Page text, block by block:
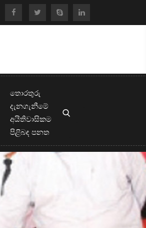
තොරතුරු
දැනගැනීමේ
අයිතිවාසිකම
පිළිබඳ පනත